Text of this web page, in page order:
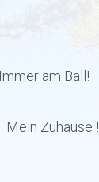
Immer am Ball!
Mein Zuhause !